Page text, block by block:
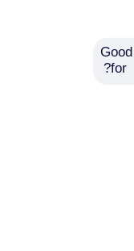
ستونی فلزی
for?